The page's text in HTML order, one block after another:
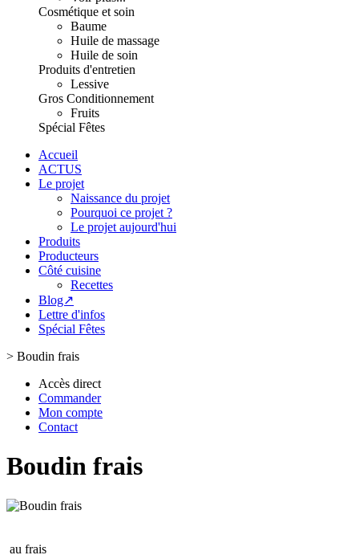
Cosmétique et soin
Baume
Huile de massage
Huile de soin
Produits d'entretien
Lessive
Gros Conditionnement
Fruits
Spécial Fêtes
Accueil
ACTUS
Le projet
Naissance du projet
Pourquoi ce projet ?
Le projet aujourd'hui
Produits
Producteurs
Côté cuisine
Recettes
Blog↗
Lettre d'infos
Spécial Fêtes
> Boudin frais
Accès direct
Commander
Mon compte
Contact
Boudin frais
au frais